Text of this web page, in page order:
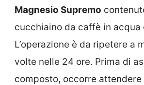
Magnesio Supremo
cucchiaino da caffè in acqua
L’operazione è da ripetere a
volte nelle 24 ore. Prima di
composto, occorre